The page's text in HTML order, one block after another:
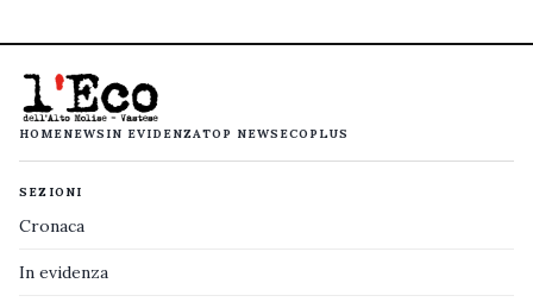
HOMENEWS IN EVIDENZATOP NEWS ECOPLUS
SEZIONI
Cronaca
In evidenza